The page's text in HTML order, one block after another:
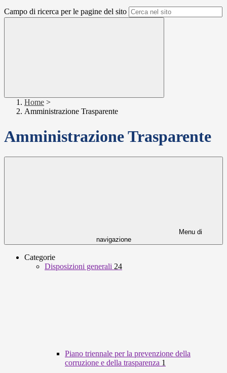
Campo di ricerca per le pagine del sito
Home >
Amministrazione Trasparente
Amministrazione Trasparente
Menu di
navigazione
Categorie
Disposizioni generali 24
Piano triennale per la prevenzione della
corruzione e della trasparenza 1